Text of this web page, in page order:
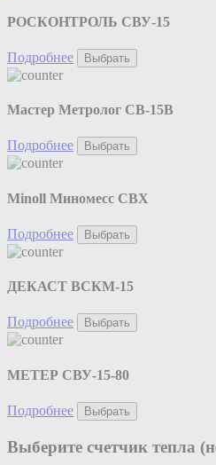
РОСКОНТРОЛЬ СВУ-15
Подробнее Выбрать
Мастер Метролог СВ-15В
Подробнее Выбрать
Minoll Миномесс СВХ
Подробнее Выбрать
ДЕКАСТ ВСКМ-15
Подробнее Выбрать
МЕТЕР СВУ-15-80
Подробнее Выбрать
Выберите счетчик тепла